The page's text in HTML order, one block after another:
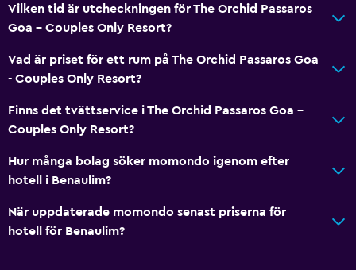
Daglig städning
Övervakningskameror utanför boendet
Kassaskåp
Tvättstuga
Tvättstuga
Vilken tid är utcheckningen för The Orchid Passaros
Goa - Couples Only Resort?
Vad är priset för ett rum på The Orchid Passaros Goa
- Couples Only Resort?
Finns det tvättservice i The Orchid Passaros Goa -
Couples Only Resort?
Hur många bolag söker momondo igenom efter
hotell i Benaulim?
När uppdaterade momondo senast priserna för
hotell för Benaulim?